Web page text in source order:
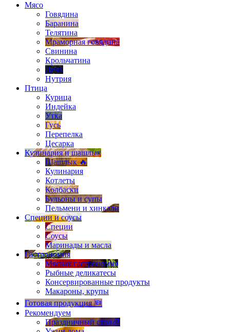
Мясо
Говядина
Баранина
Телятина
Мраморная говядина
Свинина
Крольчатина
Дичь
Нутрия
Птица
Курица
Индейка
Утка
Гусь
Перепелка
Цесарка
Кулинария и шашлык
Шашлык 🔥
Кулинария
Котлеты
Колбаски
Бульоны и супы
Пельмени и хинкали
Специи и соусы
Специи
Соусы
Маринады и масла
Гастрономия
Мясная гастрономия
Рыбные деликатесы
Консервированные продукты
Макароны, крупы
Готовая продукция 🆕
Рекомендуем
Праздничный стол🎉